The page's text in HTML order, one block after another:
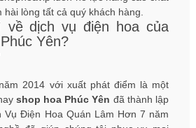
lòng tất cả quý khách hàng.
về dịch vụ điện hoa của
Yên?
2014 với xuất phát điểm là một
shop hoa Phúc Yên đã thành lập
Vụ Điện Hoa Quán Lâm Hơn 7 năm